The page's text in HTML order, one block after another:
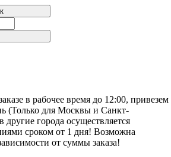
в рабочее время до 12:00, привезем
(Только для Москвы и Санкт-
другие города осуществляется
сроком от 1 дня! Возможна
от суммы заказа!